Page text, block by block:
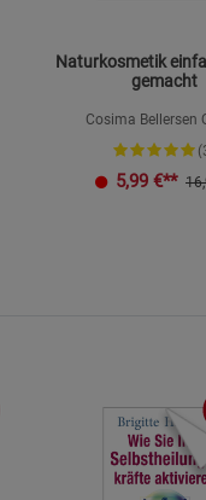
Naturkosmetik
gemacht
Cosima Bellersen
5,99 €**